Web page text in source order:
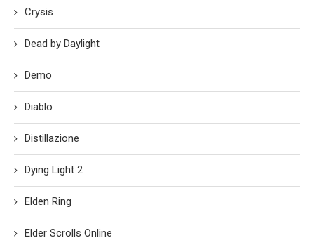
Crysis
Dead by Daylight
Demo
Diablo
Distillazione
Dying Light 2
Elden Ring
Elder Scrolls Online